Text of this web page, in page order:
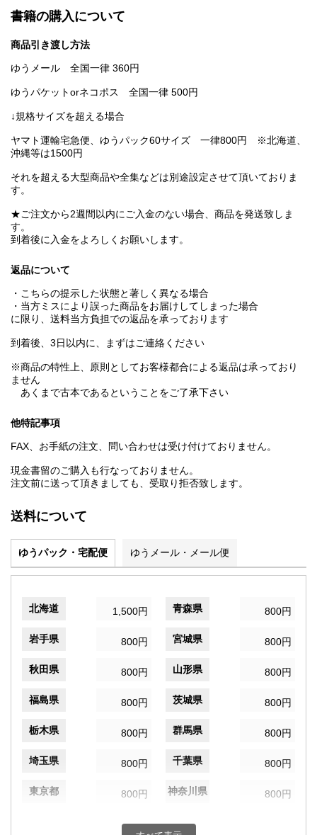
書籍の購入について
商品引き渡し方法
ゆうメール 全国一律 360円
ゆうパケットorネコポス 全国一律 500円
↓規格サイズを超える場合
ヤマト運輸宅急便、ゆうパック60サイズ 一律800円 ※北海道、
沖縄等は1500円
それを超える大型商品や全集などは別途設定させて頂いておりま
す。
★ご注文から2週間以内にご入金のない場合、商品を発送致しま
す。
到着後に入金をよろしくお願いします。
返品について
・こちらの提示した状態と著しく異なる場合
・当方ミスにより誤った商品をお届けしてしまった場合
に限り、送料当方負担での返品を承っております
到着後、3日以内に、まずはご連絡ください
※商品の特性上、原則としてお客様都合による返品は承っており
ません
あくまで古本であるということをご了承下さい
他特記事項
FAX、お手紙の注文、問い合わせは受け付けておりません。
現金書留のご購入も行なっておりません。
注文前に送って頂きましても、受取り拒否致します。
送料について
ゆうパック・宅配便 ゆうメール・メール便
北海道 1,500円 青森県 800円
岩手県 800円 宮城県 800円
秋田県 800円 山形県 800円
福島県 800円 茨城県 800円
栃木県 800円 群馬県 800円
埼玉県 800円 千葉県 800円
東京都 800円 神奈川県 800円
800円 富山県